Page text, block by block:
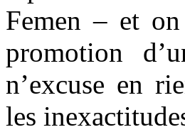
Femen – et
promotion
n’excuse en
les